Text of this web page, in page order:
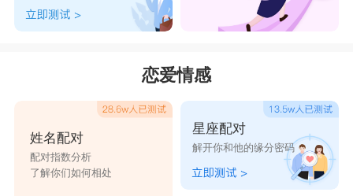
要在你本身的知性及常识已成熟的时候，才能最终
是不会在意结婚这件事的，不玩弄恋
爱，以自己的方式寻找对象，他们禁欲系的风格，
不受他人影响，难免招蜂引蝶，哪一期都是由恋爱
直达婚姻，交往时间也很长，所以结婚也只是迟早
恋爱情感
姓名配对
配对指数分析
了解你们如何相处
星座配对
解开你和他的缘分密码